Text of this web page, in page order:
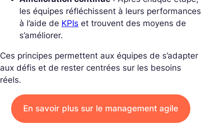
les équipes réfléchissent à leurs performances
à l’aide de KPIs et trouvent des moyens de
s’améliorer.
Ces principes permettent aux équipes de s’adapter
aux défis et de rester centrées sur les besoins
réels.
En savoir plus sur le management agile